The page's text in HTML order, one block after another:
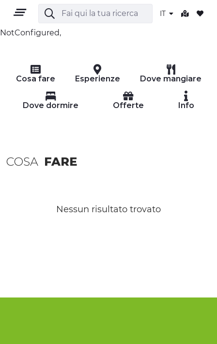
IT
OUTDOOR
NATURA E BENESSERE
NotConfigured,
Cosa fare Esperienze Dove mangiare
Dove dormire Offerte Info
COSA FARE
Nessun risultato trovato